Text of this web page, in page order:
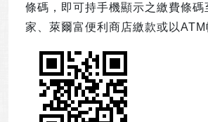
條碼，即可持手機顯示之繳費條
家、萊爾富便利商店繳款或以ATM